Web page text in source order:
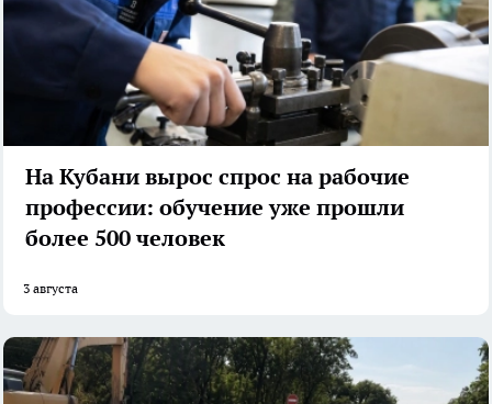
На Кубани вырос спрос на рабочие
профессии: обучение уже прошли
более 500 человек
3 августа